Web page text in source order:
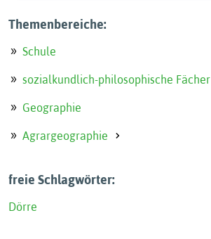
Themenbereiche:
Schule
sozialkundlich-philosophische Fächer
Geographie
Agrargeographie
freie Schlagwörter:
Dörre